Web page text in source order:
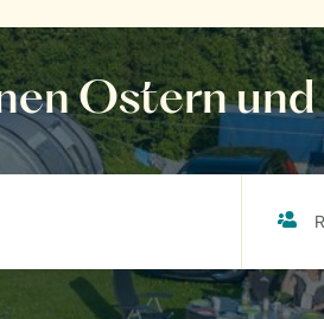
Ostern